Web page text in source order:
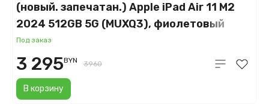
(новый. запечатан.) Apple iPad Air 11 M2
2024 512GB 5G (MUXQ3), фиолетовый
(Purple)
Под заказ
В корзину
3 295BYN 3960